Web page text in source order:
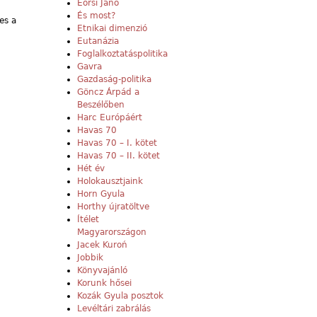
a
Eörsi Janó
És most?
Etnikai dimenzió
Eutanázia
Foglalkoztatáspolitika
Gavra
Gazdaság-politika
Göncz Árpád a
Beszélőben
Harc Európáért
Havas 70
Havas 70 – I. kötet
Havas 70 – II. kötet
Hét év
Holokausztjaink
Horn Gyula
Horthy újratöltve
Ítélet
Magyarországon
Jacek Kuroń
Jobbik
Könyvajánló
Korunk hősei
Kozák Gyula posztok
Levéltári zabrálás